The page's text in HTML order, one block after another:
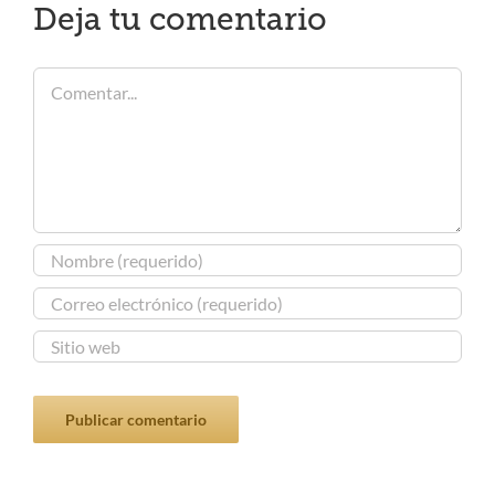
Deja tu comentario
Comentar